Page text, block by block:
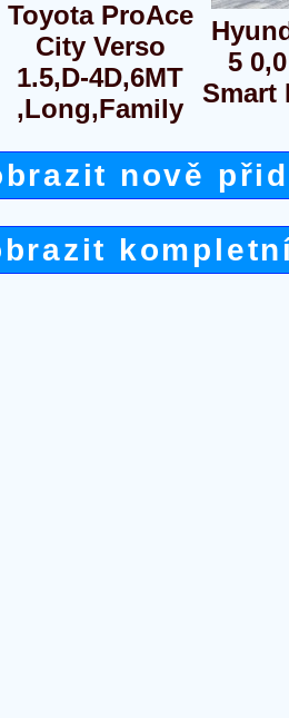
Toyota ProAce
City Verso
1.5,D-4D,6MT
,Long,Family
5
Smart
nově